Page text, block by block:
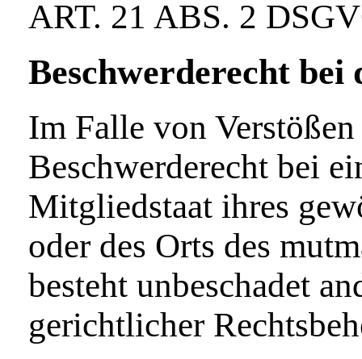
ART. 21 ABS. 2
Beschwerde­recht bei
Im Falle von
Beschwerderecht bei
Mitgliedstaat ihres
oder des Orts des
besteht unbeschadet
gerichtlicher